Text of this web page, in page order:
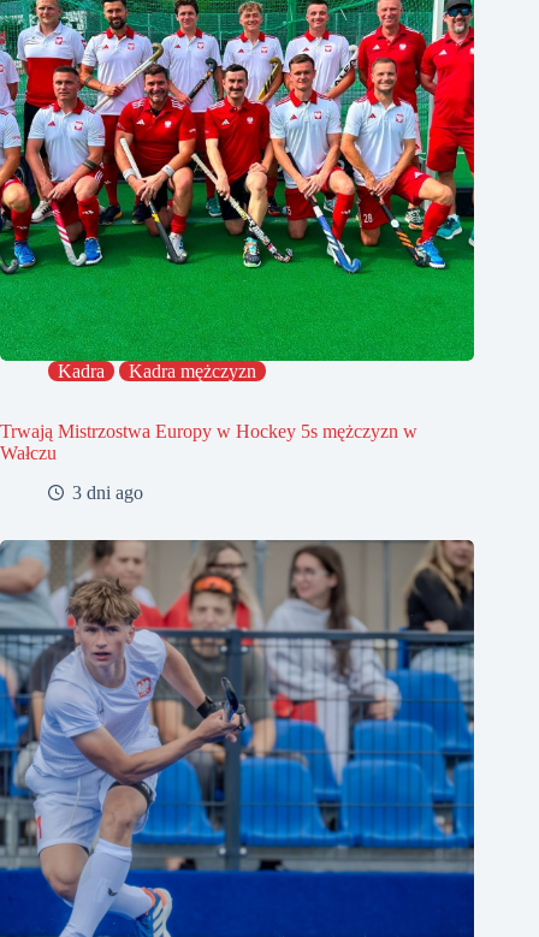
Kadra Kadra mężczyzn
Trwają Mistrzostwa Europy w Hockey 5s mężczyzn w
Wałczu
3 dni ago